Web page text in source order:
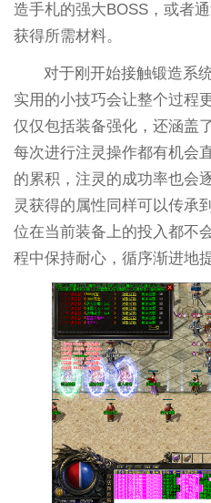
造手札的强大BOSS，或者
获得所需材料。
对于刚开始接触锻造系
实用的小技巧会让整个过程
仅仅包括装备强化，还涵盖
每次进行注灵操作都有机会
的累积，注灵的成功率也会
灵获得的属性同样可以传承
位在当前装备上的投入都不
程中保持耐心，循序渐进地